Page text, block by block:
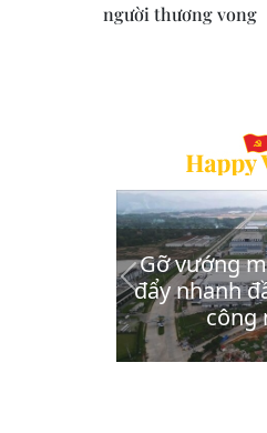
người thương vong